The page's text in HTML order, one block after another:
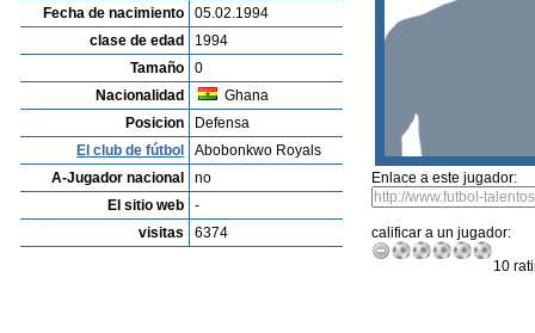
Fecha de nacimiento
05.02.1994
clase de edad
1994
Tamaño
0
Nacionalidad
Ghana
Posicion
Defensa
El club de fútbol
Abobonkwo Royals
A-Jugador nacional
no
El sitio web
-
visitas
6374
Enlace a este jugador:
calificar a un jugador:
10